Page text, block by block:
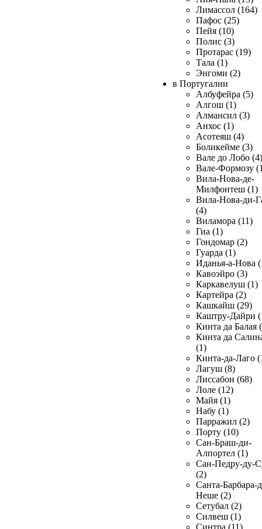
Лимассол (164)
Пафос (25)
Пейя (10)
Полис (3)
Протарас (19)
Тала (1)
Энгоми (2)
в Португалии
Албуфейра (5)
Алгош (1)
Алмансил (3)
Анхос (1)
Асотеяш (4)
Боликейме (3)
Вале до Лобо (4)
Вале-Формозу
Вила-Нова-де-
Милфонтеш (1)
Вила-Нова-ди-
(4)
Виламора (11)
Гиа (1)
Гондомар (2)
Гуарда (1)
Иданья-а-Нова
Кавоэйро (3)
Каркавелуш (1)
Картейра (2)
Кашкайш (29)
Каштру-Дайри
Кинта да Балая
Кинта да
(1)
Кинта-да-Лаго
Лагуш (8)
Лиссабон (68)
Лоле (12)
Майя (1)
Набу (1)
Парражил (2)
Порту (10)
Сан-Браш-ди-
Алпортел (1)
Сан-Педру-ду-
(2)
Санта-Барбара-
Неше (2)
Сетубал (2)
Силвеш (1)
Синтра (11)